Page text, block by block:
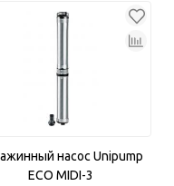
насос Unipump
ECO MIDI-3